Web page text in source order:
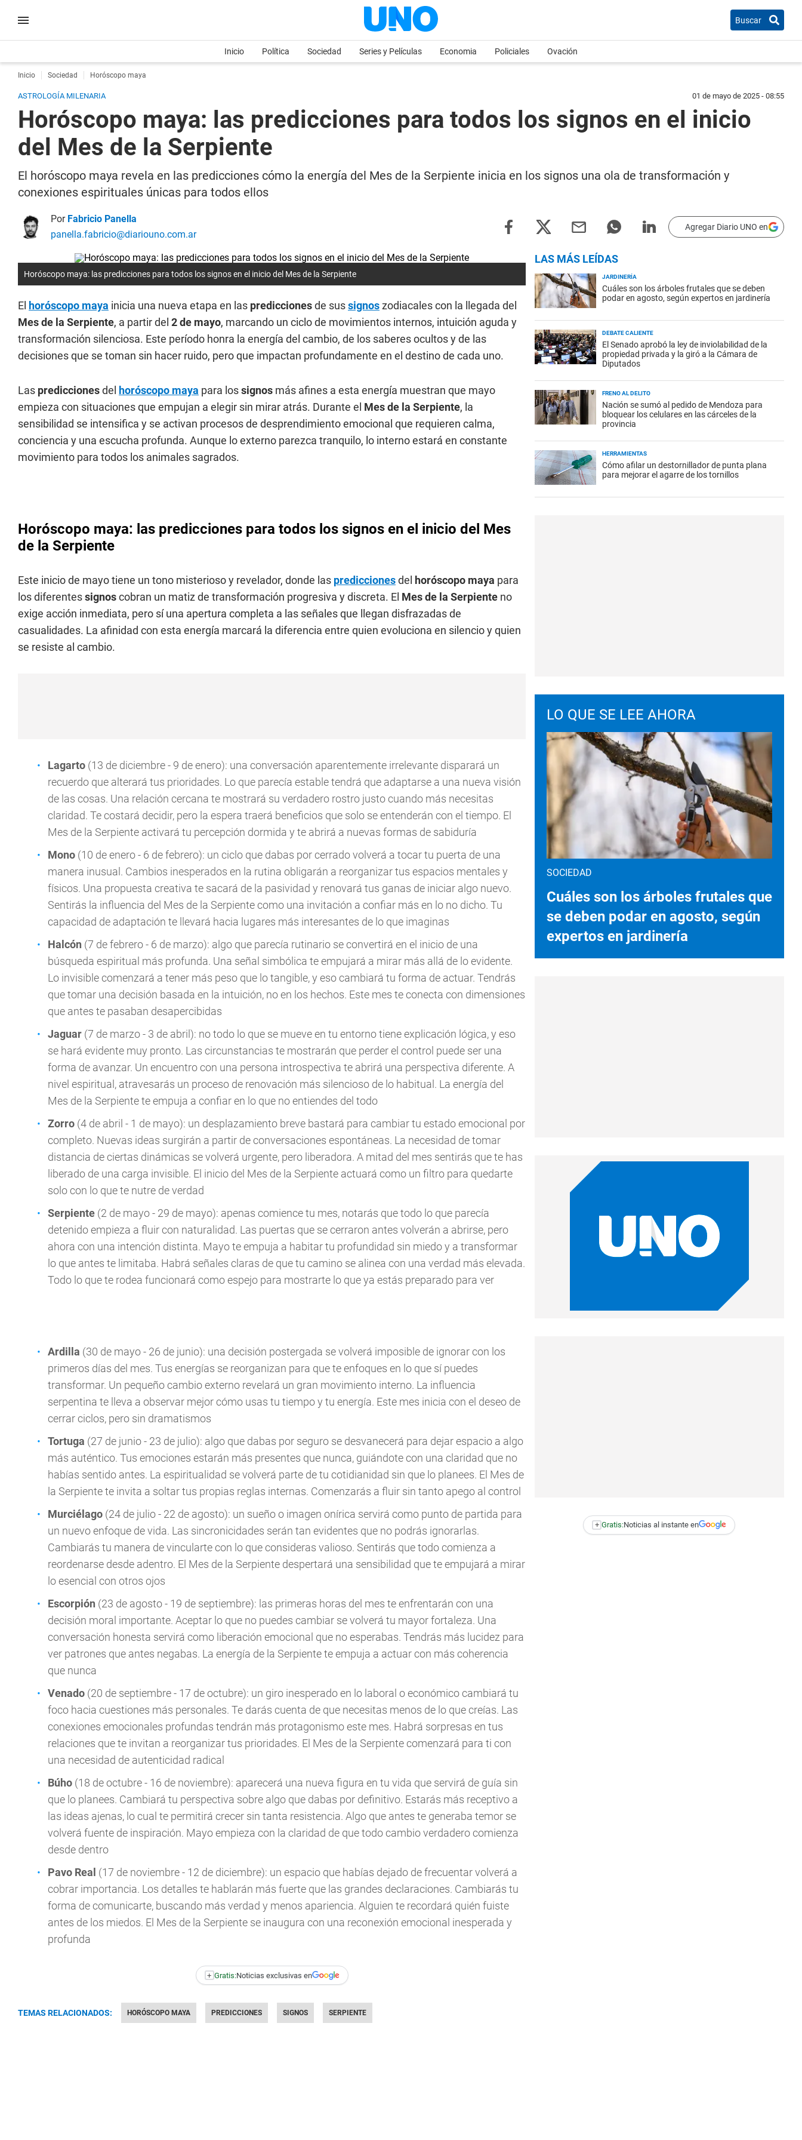
Buscar
Inicio Política Sociedad Series y Películas Economia Policiales Ovación
Inicio Sociedad Horóscopo maya
ASTROLOGÍA MILENARIA 01 de mayo de 2025 - 08:55
Horóscopo maya: las predicciones para todos los signos en el inicio
del Mes de la Serpiente
El horóscopo maya revela en las predicciones cómo la energía del Mes de la Serpiente inicia en los signos una ola de transformación y
conexiones espirituales únicas para todos ellos
Por Fabricio Panella
panella.fabricio@diariouno.com.ar
Agregar Diario UNO en
Horóscopo maya: las predicciones para todos los signos en el inicio del Mes de la Serpiente
El horóscopo maya inicia una nueva etapa en las prediccionesde sussignoszodiacales con la llegada del
Mes de la Serpiente, a partir del 2 de mayo, marcando un ciclo de movimientos internos, intuición aguda y
transformación silenciosa. Este período honra la energía del cambio, de los saberes ocultos y de las
decisiones que se toman sin hacer ruido, pero que impactan profundamente en el destino de cada uno.
Las prediccionesdel horóscopo maya para lossignos más afines a esta energía muestran que mayo
empieza con situaciones que empujan a elegir sin mirar atrás. Durante el Mes de la Serpiente, la
sensibilidad se intensifica y se activan procesos de desprendimiento emocional que requieren calma,
conciencia y una escucha profunda. Aunque lo externo parezca tranquilo, lo interno estará en constante
movimiento para todos los animales sagrados.
Horóscopo maya: las predicciones para todos los signos en el inicio del Mes
de la Serpiente
Este inicio de mayo tiene un tono misterioso y revelador, donde las prediccionesdel horóscopo maya para
los diferentessignoscobran un matiz de transformación progresiva y discreta. El Mes de la Serpiente no
exige acción inmediata, pero sí una apertura completa a las señales que llegan disfrazadas de
casualidades. La afinidad con esta energía marcará la diferencia entre quien evoluciona en silencio y quien
se resiste al cambio.
Lagarto (13 de diciembre - 9 de enero): una conversación aparentemente irrelevante disparará un
recuerdo que alterará tus prioridades. Lo que parecía estable tendrá que adaptarse a una nueva visión
de las cosas. Una relación cercana te mostrará su verdadero rostro justo cuando más necesitas
claridad. Te costará decidir, pero la espera traerá beneficios que solo se entenderán con el tiempo. El
Mes de la Serpiente activará tu percepción dormida y te abrirá a nuevas formas de sabiduría
Mono (10 de enero - 6 de febrero): un ciclo que dabas por cerrado volverá a tocar tu puerta de una
manera inusual. Cambios inesperados en la rutina obligarán a reorganizar tus espacios mentales y
físicos. Una propuesta creativa te sacará de la pasividad y renovará tus ganas de iniciar algo nuevo.
Sentirás la influencia del Mes de la Serpiente como una invitación a confiar más en lo no dicho. Tu
capacidad de adaptación te llevará hacia lugares más interesantes de lo que imaginas
Halcón (7 de febrero - 6 de marzo): algo que parecía rutinario se convertirá en el inicio de una
búsqueda espiritual más profunda. Una señal simbólica te empujará a mirar más allá de lo evidente.
Lo invisible comenzará a tener más peso que lo tangible, y eso cambiará tu forma de actuar. Tendrás
que tomar una decisión basada en la intuición, no en los hechos. Este mes te conecta con dimensiones
que antes te pasaban desapercibidas
Jaguar (7 de marzo - 3 de abril): no todo lo que se mueve en tu entorno tiene explicación lógica, y eso
se hará evidente muy pronto. Las circunstancias te mostrarán que perder el control puede ser una
forma de avanzar. Un encuentro con una persona introspectiva te abrirá una perspectiva diferente. A
nivel espiritual, atravesarás un proceso de renovación más silencioso de lo habitual. La energía del
Mes de la Serpiente te empuja a confiar en lo que no entiendes del todo
Zorro (4 de abril - 1 de mayo): un desplazamiento breve bastará para cambiar tu estado emocional por
completo. Nuevas ideas surgirán a partir de conversaciones espontáneas. La necesidad de tomar
distancia de ciertas dinámicas se volverá urgente, pero liberadora. A mitad del mes sentirás que te has
liberado de una carga invisible. El inicio del Mes de la Serpiente actuará como un filtro para quedarte
solo con lo que te nutre de verdad
Serpiente (2 de mayo - 29 de mayo): apenas comience tu mes, notarás que todo lo que parecía
detenido empieza a fluir con naturalidad. Las puertas que se cerraron antes volverán a abrirse, pero
ahora con una intención distinta. Mayo te empuja a habitar tu profundidad sin miedo y a transformar
lo que antes te limitaba. Habrá señales claras de que tu camino se alinea con una verdad más elevada.
Todo lo que te rodea funcionará como espejo para mostrarte lo que ya estás preparado para ver
Ardilla (30 de mayo - 26 de junio): una decisión postergada se volverá imposible de ignorar con los
primeros días del mes. Tus energías se reorganizan para que te enfoques en lo que sí puedes
transformar. Un pequeño cambio externo revelará un gran movimiento interno. La influencia
serpentina te lleva a observar mejor cómo usas tu tiempo y tu energía. Este mes inicia con el deseo de
cerrar ciclos, pero sin dramatismos
Tortuga (27 de junio - 23 de julio): algo que dabas por seguro se desvanecerá para dejar espacio a algo
más auténtico. Tus emociones estarán más presentes que nunca, guiándote con una claridad que no
habías sentido antes. La espiritualidad se volverá parte de tu cotidianidad sin que lo planees. El Mes de
la Serpiente te invita a soltar tus propias reglas internas. Comenzarás a fluir sin tanto apego al control
Murciélago (24 de julio - 22 de agosto): un sueño o imagen onírica servirá como punto de partida para
un nuevo enfoque de vida. Las sincronicidades serán tan evidentes que no podrás ignorarlas.
Cambiarás tu manera de vincularte con lo que consideras valioso. Sentirás que todo comienza a
reordenarse desde adentro. El Mes de la Serpiente despertará una sensibilidad que te empujará a mirar
lo esencial con otros ojos
Escorpión (23 de agosto - 19 de septiembre): las primeras horas del mes te enfrentarán con una
decisión moral importante. Aceptar lo que no puedes cambiar se volverá tu mayor fortaleza. Una
conversación honesta servirá como liberación emocional que no esperabas. Tendrás más lucidez para
ver patrones que antes negabas. La energía de la Serpiente te empuja a actuar con más coherencia
que nunca
Venado (20 de septiembre - 17 de octubre): un giro inesperado en lo laboral o económico cambiará tu
foco hacia cuestiones más personales. Te darás cuenta de que necesitas menos de lo que creías. Las
conexiones emocionales profundas tendrán más protagonismo este mes. Habrá sorpresas en tus
relaciones que te invitan a reorganizar tus prioridades. El Mes de la Serpiente comenzará para ti con
una necesidad de autenticidad radical
Búho (18 de octubre - 16 de noviembre): aparecerá una nueva figura en tu vida que servirá de guía sin
que lo planees. Cambiará tu perspectiva sobre algo que dabas por definitivo. Estarás más receptivo a
las ideas ajenas, lo cual te permitirá crecer sin tanta resistencia. Algo que antes te generaba temor se
volverá fuente de inspiración. Mayo empieza con la claridad de que todo cambio verdadero comienza
desde dentro
Pavo Real (17 de noviembre - 12 de diciembre): un espacio que habías dejado de frecuentar volverá a
cobrar importancia. Los detalles te hablarán más fuerte que las grandes declaraciones. Cambiarás tu
forma de comunicarte, buscando más verdad y menos apariencia. Alguien te recordará quién fuiste
antes de los miedos. El Mes de la Serpiente se inaugura con una reconexión emocional inesperada y
profunda
+ Gratis:Noticias exclusivas en
TEMAS RELACIONADOS: HORÓSCOPO MAYA PREDICCIONES SIGNOS SERPIENTE
LAS MÁS LEÍDAS
JARDINERÍA
Cuáles son los árboles frutales que se deben
podar en agosto, según expertos en jardinería
DEBATE CALIENTE
El Senado aprobó la ley de inviolabilidad de la
propiedad privada y la giró a la Cámara de
Diputados
FRENO AL DELITO
Nación se sumó al pedido de Mendoza para
bloquear los celulares en las cárceles de la
provincia
HERRAMIENTAS
Cómo afilar un destornillador de punta plana
para mejorar el agarre de los tornillos
LO QUE SE LEE AHORA
SOCIEDAD
Cuáles son los árboles frutales que
se deben podar en agosto, según
expertos en jardinería
+ Gratis:Noticias al instante en